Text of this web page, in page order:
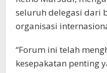
seluruh delegasi dari
organisasi
“Forum ini telah
kesepakatan penting